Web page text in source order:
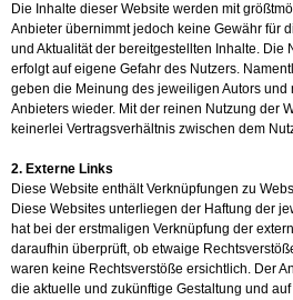
Die Inhalte dieser Website werden mit
Anbieter übernimmt jedoch keine Gewähr für
und Aktualität der bereitgestellten Inhalte. Die
erfolgt auf eigene Gefahr des Nutzers.
geben die Meinung des jeweiligen Autors
Anbieters wieder. Mit der reinen Nutzung der
keinerlei Vertragsverhältnis zwischen dem
2. Externe Links
Diese Website enthält Verknüpfungen zu
Diese Websites unterliegen der Haftung der
hat bei der erstmaligen Verknüpfung der
daraufhin überprüft, ob etwaige
waren keine Rechtsverstöße ersichtlich. Der
die aktuelle und zukünftige Gestaltung und